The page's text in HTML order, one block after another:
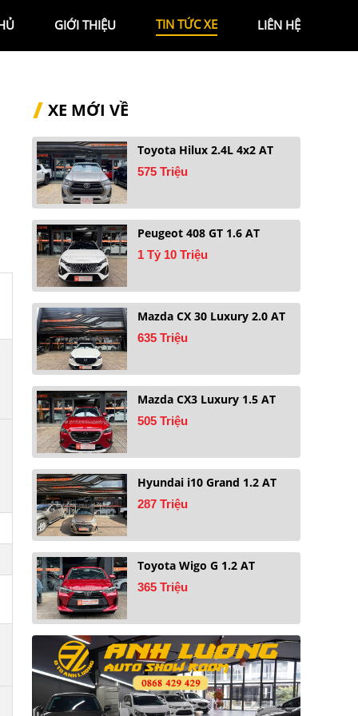
GIỚI THIỆU TIN TỨC XE LIÊN HỆ
XE MỚI VỀ
Toyota Hilux 2.4L 4x2 AT
575 Triệu
Peugeot 408 GT 1.6 AT
1 Tỷ 10 Triệu
Mazda CX 30 Luxury 2.0 AT
635 Triệu
Mazda CX3 Luxury 1.5 AT
505 Triệu
Hyundai i10 Grand 1.2 AT
287 Triệu
Toyota Wigo G 1.2 AT
365 Triệu